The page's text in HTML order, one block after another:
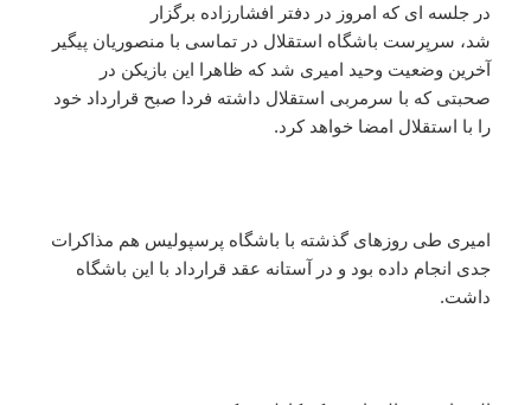
در جلسه ای که امروز در دفتر افشارزاده برگزار
شد، سرپرست باشگاه استقلال در تماسی با منصوریان پیگیر
آخرین وضعیت وحید امیری شد که ظاهرا این بازیکن در
صحبتی که با سرمربی استقلال داشته فردا صبح قرارداد خود
را با استقلال امضا خواهد کرد.
امیری طی روزهای گذشته با باشگاه پرسپولیس هم مذاکرات
جدی انجام داده بود و در آستانه عقد قرارداد با این باشگاه
داشت.